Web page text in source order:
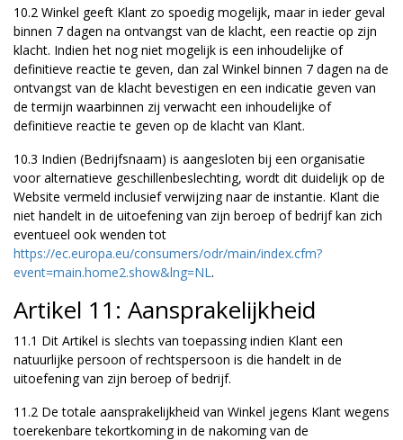
10.2 Winkel geeft Klant zo spoedig mogelijk, maar in ieder geval
binnen 7 dagen na ontvangst van de klacht, een reactie op zijn
klacht. Indien het nog niet mogelijk is een inhoudelijke of
definitieve reactie te geven, dan zal Winkel binnen 7 dagen na de
ontvangst van de klacht bevestigen en een indicatie geven van
de termijn waarbinnen zij verwacht een inhoudelijke of
definitieve reactie te geven op de klacht van Klant.
10.3 Indien (Bedrijfsnaam) is aangesloten bij een organisatie
voor alternatieve geschillenbeslechting, wordt dit duidelijk op de
Website vermeld inclusief verwijzing naar de instantie. Klant die
niet handelt in de uitoefening van zijn beroep of bedrijf kan zich
eventueel ook wenden tot
https://ec.europa.eu/consumers/odr/main/index.cfm?
event=main.home2.show&lng=NL.
Artikel 11: Aansprakelijkheid
11.1 Dit Artikel is slechts van toepassing indien Klant een
natuurlijke persoon of rechtspersoon is die handelt in de
uitoefening van zijn beroep of bedrijf.
11.2 De totale aansprakelijkheid van Winkel jegens Klant wegens
toerekenbare tekortkoming in de nakoming van de